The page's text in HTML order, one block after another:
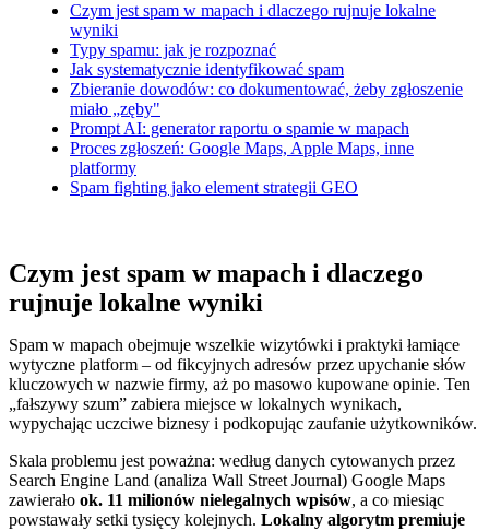
Czym jest spam w mapach i dlaczego rujnuje lokalne
wyniki
Typy spamu: jak je rozpoznać
Jak systematycznie identyfikować spam
Zbieranie dowodów: co dokumentować, żeby zgłoszenie
miało „zęby"
Prompt AI: generator raportu o spamie w mapach
Proces zgłoszeń: Google Maps, Apple Maps, inne
platformy
Spam fighting jako element strategii GEO
Czym jest spam w mapach i dlaczego
rujnuje lokalne wyniki
Spam w mapach obejmuje wszelkie wizytówki i praktyki łamiące
wytyczne platform – od fikcyjnych adresów przez upychanie słów
kluczowych w nazwie firmy, aż po masowo kupowane opinie. Ten
„fałszywy szum” zabiera miejsce w lokalnych wynikach,
wypychając uczciwe biznesy i podkopując zaufanie użytkowników.
Skala problemu jest poważna: według danych cytowanych przez
Search Engine Land (analiza Wall Street Journal) Google Maps
zawierało ok. 11 milionów nielegalnych wpisów, a co miesiąc
powstawały setki tysięcy kolejnych. Lokalny algorytm premiuje